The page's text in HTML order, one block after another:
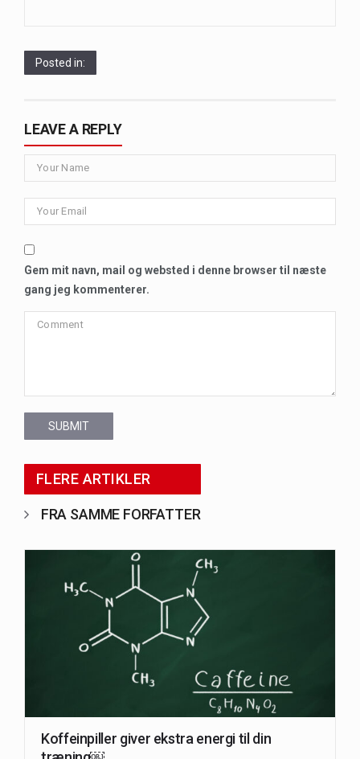
Posted in:
LEAVE A REPLY
Gem mit navn, mail og websted i denne browser til næste
gang jeg kommenterer.
SUBMIT
FLERE ARTIKLER
FRA SAMME FORFATTER
Koffeinpiller giver ekstra energi til din